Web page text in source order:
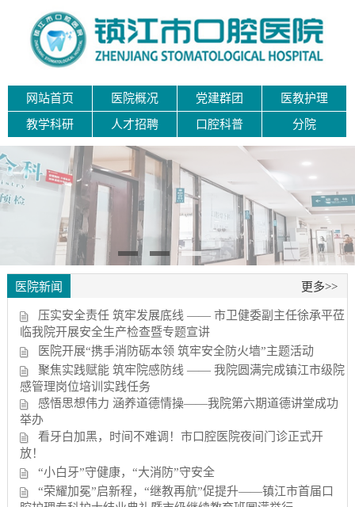
网站首页 医院概况 党建群团 医教护理
教学科研 人才招聘 口腔科普 分院
医院新闻 更多>>
压实安全责任 筑牢发展底线 —— 市卫健委副主任徐承平莅
临我院开展安全生产检查暨专题宣讲
医院开展“携手消防砺本领 筑牢安全防火墙”主题活动
聚焦实践赋能 筑牢院感防线 —— 我院圆满完成镇江市级院
感管理岗位培训实践任务
感悟思想伟力 涵养道德情操——我院第六期道德讲堂成功
举办
看牙白加黑，时间不难调！市口腔医院夜间门诊正式开
放！
“小白牙”守健康，“大消防”守安全
“荣耀加冕”启新程，“继教再航”促提升——镇江市首届口